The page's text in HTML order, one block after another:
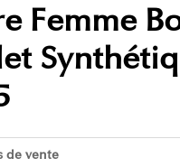
Femme
de vente